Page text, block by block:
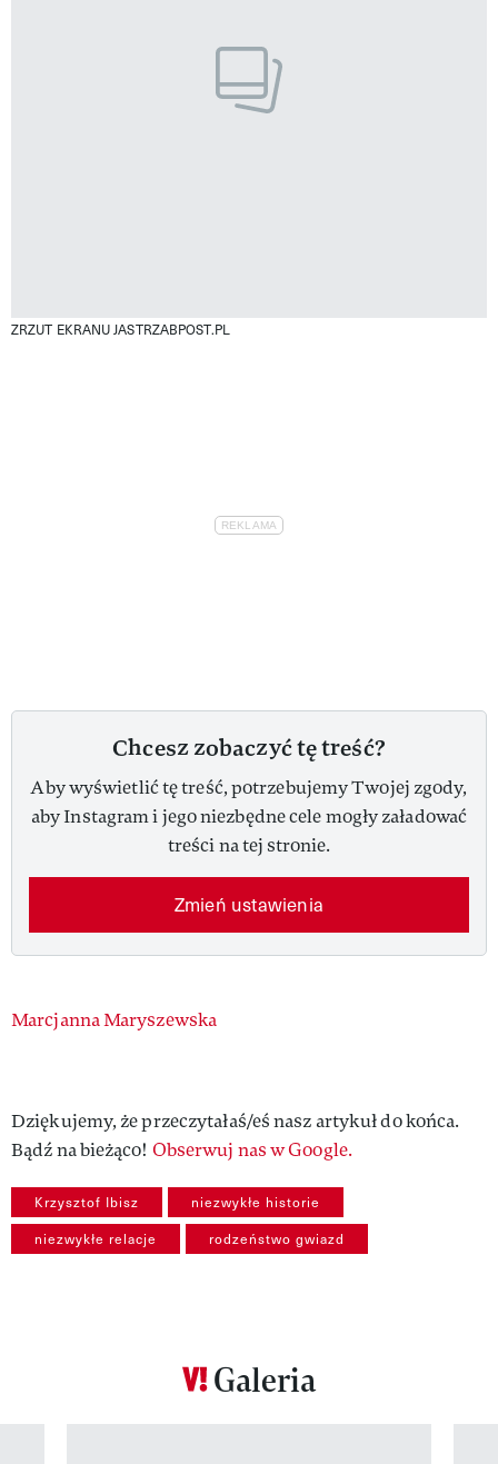
ZRZUT EKRANU JASTRZABPOST.PL
Chcesz zobaczyć tę treść?
Aby wyświetlić tę treść, potrzebujemy Twojej zgody,
aby Instagram i jego niezbędne cele mogły załadować
treści na tej stronie.
Zmień ustawienia
Authors
Marcjanna Maryszewska
Dziękujemy, że przeczytałaś/eś nasz artykuł do końca.
Bądź na bieżąco! Obserwuj nas w Google.
Krzysztof Ibisz niezwykłe historie
niezwykłe relacje rodzeństwo gwiazd
Galeria